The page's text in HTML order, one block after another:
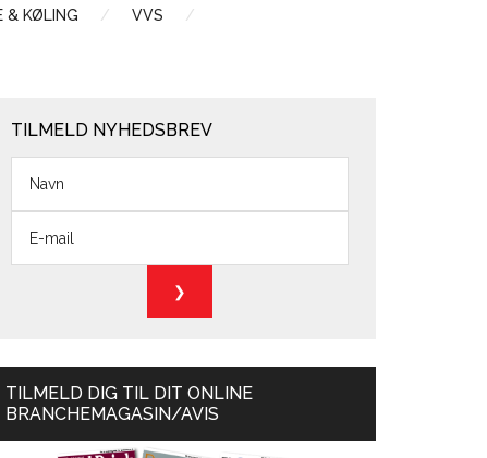
& KØLING
VVS
TILMELD NYHEDSBREV
TILMELD DIG TIL DIT ONLINE
BRANCHEMAGASIN/AVIS